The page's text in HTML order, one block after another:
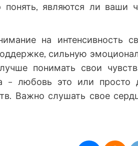
являются ли ваши
на интенсивность
сильную
понимать свои
– любовь это или просто
Важно слушать свое